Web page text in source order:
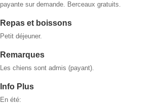
payante sur demande. Berceaux gratuits.
Repas et boissons
Petit déjeuner.
Remarques
Les chiens sont admis (payant).
Info Plus
En été: